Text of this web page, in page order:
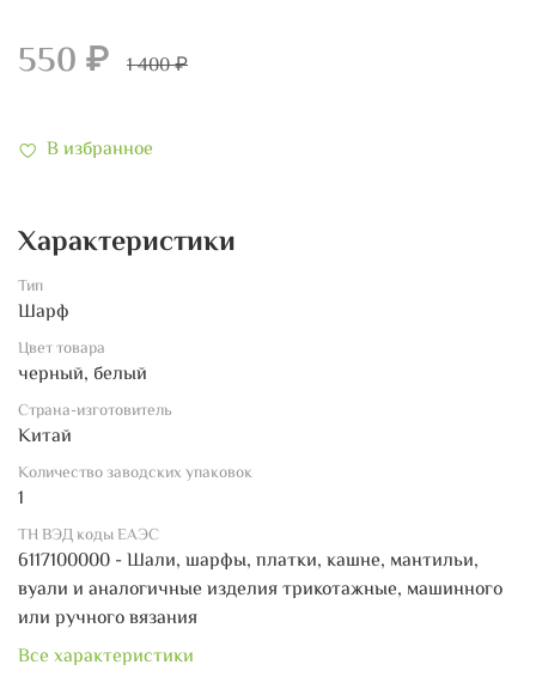
550 ₽ 1 400 ₽
В избранное
Характеристики
Тип
Шарф
Цвет товара
черный, белый
Страна-изготовитель
Китай
Количество заводских упаковок
1
ТН ВЭД коды ЕАЭС
6117100000 - Шали, шарфы, платки, кашне, мантильи,
вуали и аналогичные изделия трикотажные, машинного
или ручного вязания
Все характеристики